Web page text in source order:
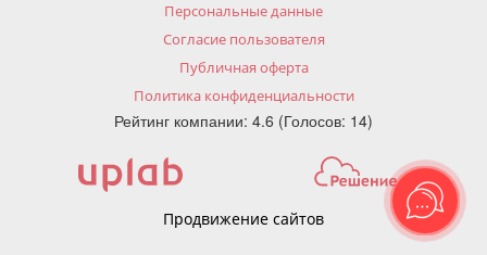
Персональные данные
Согласие пользователя
Публичная оферта
Политика конфиденциальности
Рейтинг компании: 4.6 (Голосов: 14)
Продвижение сайтов